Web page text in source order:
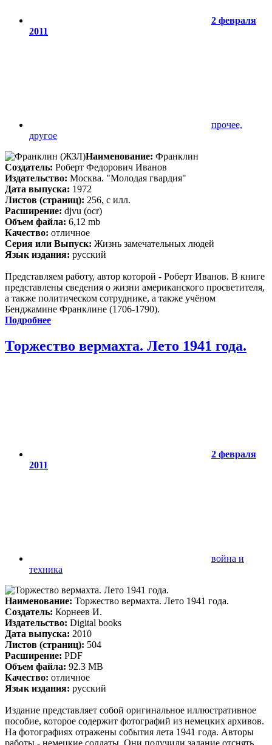
2 февраля
2011
прочее,
другое
Наименование: Франклин
Создатель: Роберт Федорович Иванов
Издательство: Москва. "Молодая гвардия"
Дата выпуска: 1972
Листов (страниц): 256, с илл.
Расширение: djvu (ocr)
Объем файла: 6,12 mb
Качество: отличное
Серия или Выпуск: Жизнь замечательных людей
Язык издания: русский
Представляем работу, автор которой - Роберт Иванов. В книге
представлены сведения о жизни американского просветителя,
а также политическом сотруднике, а также учёном
Бенджамине Франклине (1706-1790).
Подробнее
Торжество вермахта. Лето 1941 года.
2 февраля
2011
война и
техника
Наименование: Торжество вермахта. Лето 1941 года.
Создатель: Корнеев И.
Издательство: Digital books
Дата выпуска: 2010
Листов (страниц): 504
Расширение: PDF
Объем файла: 92.3 MB
Качество: отличное
Язык издания: русский
Издание представляет собой оригинальное иллюстративное
пособие, которое содержит фотографий из немецких архивов.
На фотографиях отражены события лета 1941 года. Авторы